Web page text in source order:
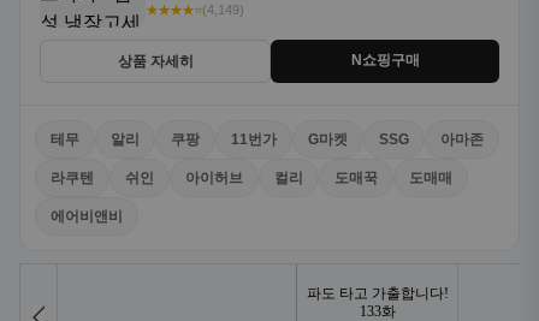
★★★★⭐(4,149)
상품 자세히 N쇼핑구매
테무 알리 쿠팡 11번가 G마켓 SSG 아마존
라쿠텐 쉬인 아이허브 컬리 도매꾹 도매매
에어비앤비